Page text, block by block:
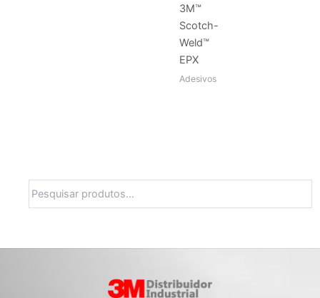
3M™
Scotch-
Weld™
EPX
Adesivos